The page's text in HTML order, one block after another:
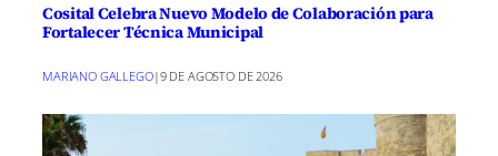
Cosital Celebra Nuevo Modelo de Colaboración para
Fortalecer Técnica Municipal
MARIANO GALLEGO|9 DE AGOSTO DE 2026